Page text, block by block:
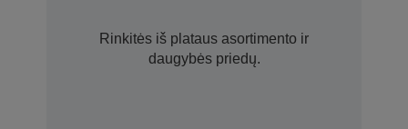
Rinkitės iš plataus asortimento ir
daugybės priedų.